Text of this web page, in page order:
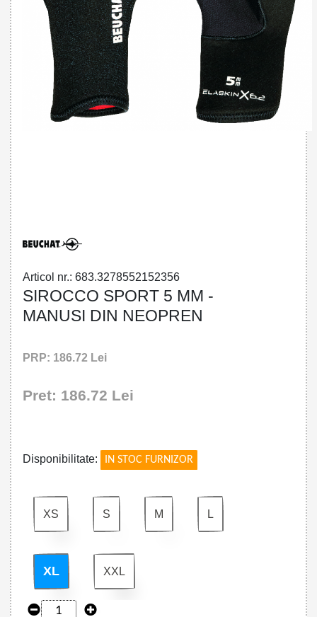
Articol nr.: 683.3278552152356
SIROCCO SPORT 5 MM -
MANUSI DIN NEOPREN
PRP: 186.72 Lei
Pret: 186.72 Lei
Disponibilitate: IN STOC FURNIZOR
XS S M L
XL XXL